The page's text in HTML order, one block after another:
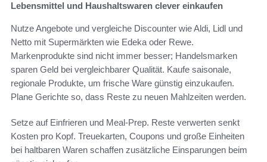
Lebensmittel und Haushaltswaren clever einkaufen
Nutze Angebote und vergleiche Discounter wie Aldi, Lidl und
Netto mit Supermärkten wie Edeka oder Rewe.
Markenprodukte sind nicht immer besser; Handelsmarken
sparen Geld bei vergleichbarer Qualität. Kaufe saisonale,
regionale Produkte, um frische Ware günstig einzukaufen.
Plane Gerichte so, dass Reste zu neuen Mahlzeiten werden.
Setze auf Einfrieren und Meal-Prep. Reste verwerten senkt
Kosten pro Kopf. Treuekarten, Coupons und große Einheiten
bei haltbaren Waren schaffen zusätzliche Einsparungen beim